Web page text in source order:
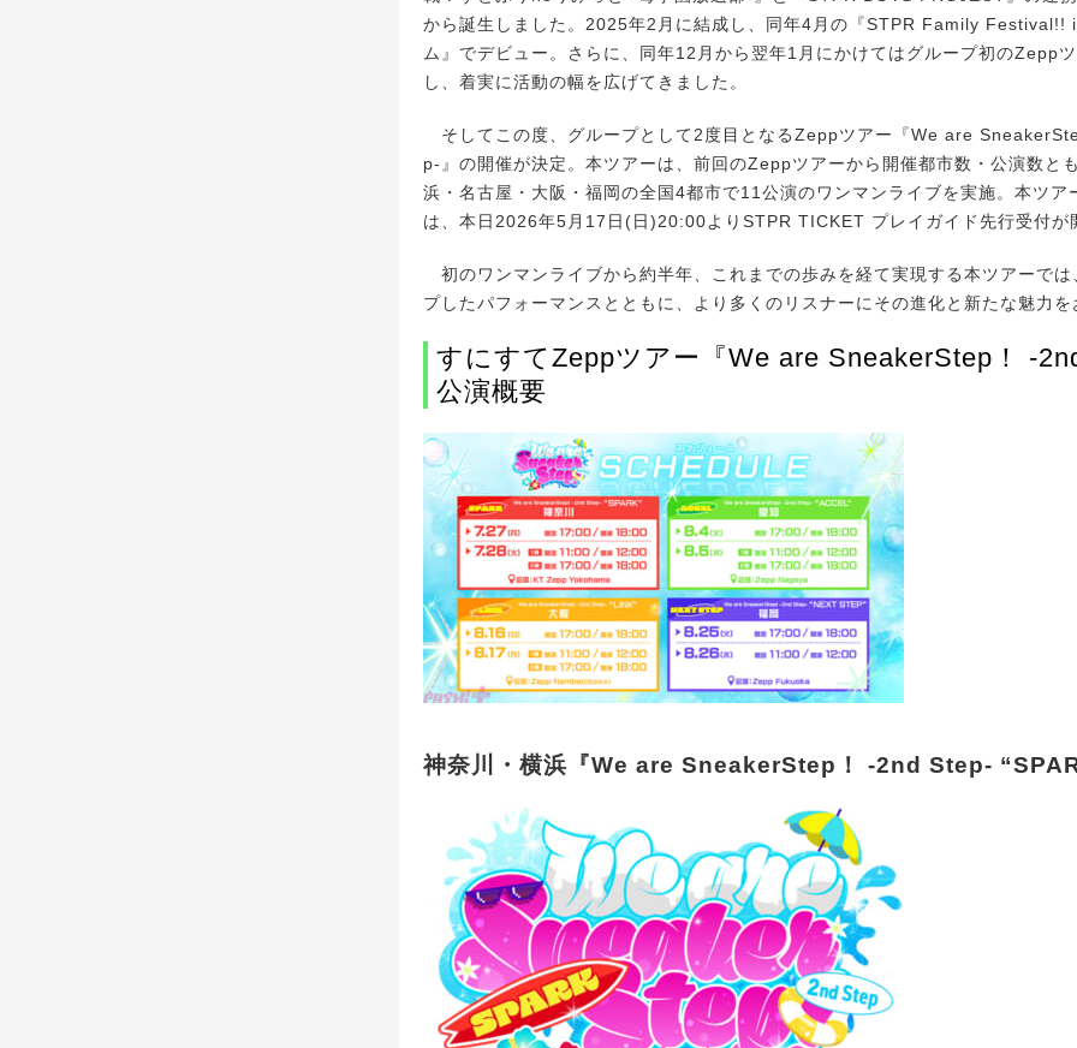
から誕生しました。2025年2月に結成し、同年4月の『STPR Family Festival!!
ム』でデビュー。さらに、同年12月から翌年1月にかけてはグループ初のZepp
し、着実に活動の幅を広げてきました。
そしてこの度、グループとして2度目となるZeppツアー『We are
p-』の開催が決定。本ツアーは、前回のZeppツアーから開催都市数・公演数と
浜・名古屋・大阪・福岡の全国4都市で11公演のワンマンライブを実施。本ツア
は、本日2026年5月17日(日)20:00よりSTPR TICKET プレイガイド先行受付が
初のワンマンライブから約半年、これまでの歩みを経て実現する本ツアーでは
プしたパフォーマンスとともに、より多くのリスナーにその進化と新たな魅力
すにすてZeppツアー『We are SneakerStep！ -
公演概要
神奈川・横浜『We are SneakerStep！ -2nd Step-